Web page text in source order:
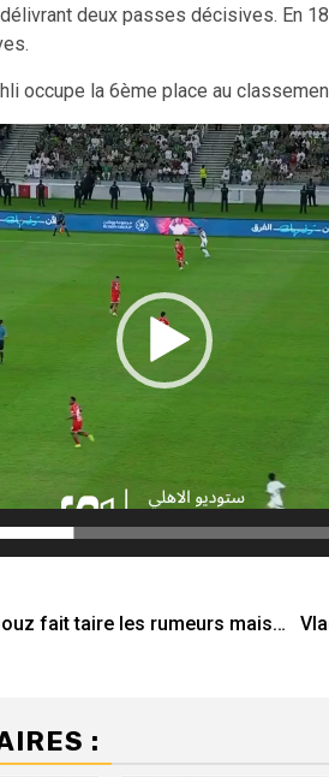
deux passes décisives. En
occupe la 6ème place au
fait taire les rumeurs mais…
: